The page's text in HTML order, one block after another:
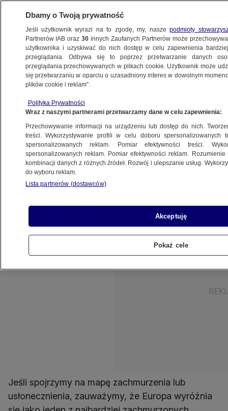
METEO
NAJNOWSZE
4.03.2019, 07:00
Udostępnij
Przez potężny wyż, który ulokował się pod
koniec lutego nad Europą, na niebie nie było
praktycznie żadnych chmur. Nie jest to
Jeśli spojrzymy na mapę zachmurzenia lub
usłonecznienia, zauważymy, że Europa wyróżnia
Dbamy o Twoją prywatność
Jeśli użytkownik wyrazi na to zgodę, my, naszepodmioty
Partnerów IAB oraz30 innych Zaufanych Partnerów może
użytkownika i uzyskiwać do nich dostęp w celu zapewnienia
przeglądania. Odbywa się to poprzez przetwarzanie danych
przeglądania przechowywanych w plikach cookie. Użytkownik może
się przetwarzaniu w oparciu o uzasadniony interes w dowolnym
plików cookie i reklam”.
Polityka Prywatności
Wraz z naszymi partnerami przetwarzamy dane w celu zapewnienia:
Przechowywanie informacji na urządzeniu lub dostęp do nich.
treści. Wykorzystywanie profili w celu doboru spersonalizowanych
spersonalizowanych reklam. Pomiar efektywności treści.
spersonalizowanych reklam. Pomiar efektywności reklam.
kombinacji danych z różnych źródeł. Rozwój i ulepszanie usług.
do wyboru reklam.
Lista partnerów (dostawców)
Akceptuję
Pokaż cele